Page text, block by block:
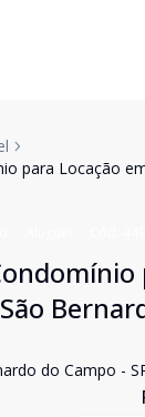
para Locação
do Campo -